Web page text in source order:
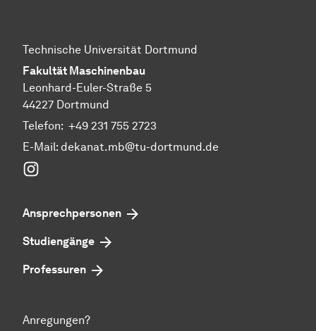
Technische Universität Dortmund
Fakultät Maschinenbau
Leonhard-Euler-Straße 5
44227 Dortmund
Telefon: +49 231 755 2723
E-Mail: dekanat.mb@tu-dortmund.de
Ansprechpersonen
Studiengänge
Professuren
Anregungen?